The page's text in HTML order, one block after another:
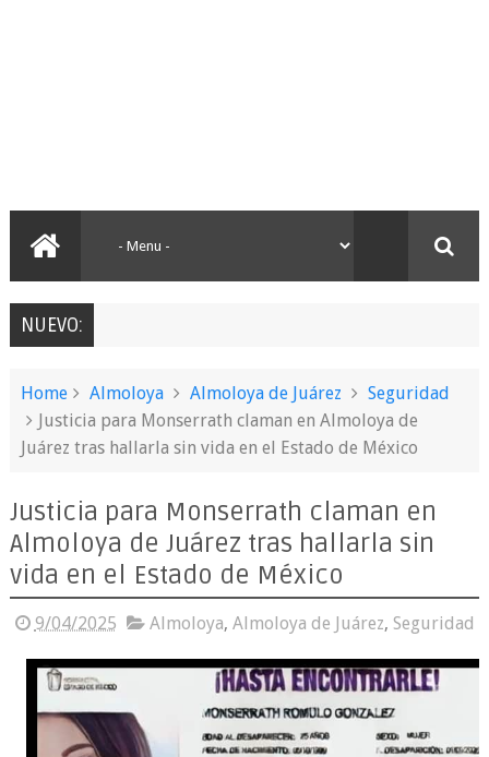
NUEVO:
Home Almoloya Almoloya de Juárez
Seguridad
Justicia para Monserrath claman en Almoloya de
Juárez tras hallarla sin vida en el Estado de México
Justicia para Monserrath claman en
Almoloya de Juárez tras hallarla sin
vida en el Estado de México
9/04/2025 Almoloya, Almoloya de Juárez, Seguridad